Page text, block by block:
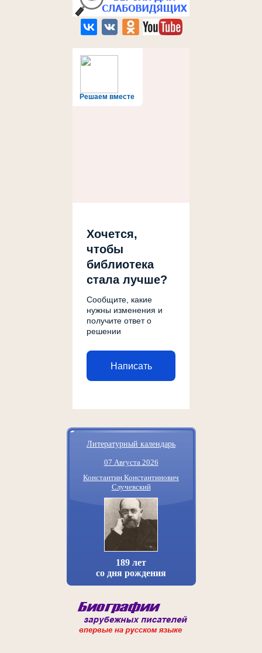
Решаем вместе
Хочется,
чтобы
библиотека
стала лучше?
Сообщите, какие
нужны изменения и
получите ответ о
решении
Написать
Литературный календарь
07 Августа 2026
Константин Константинович
Случевский
189 лет
со дня рождения